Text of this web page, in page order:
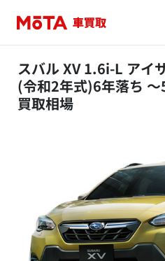
スバル XV 1.6i-L アイ
(令和2年式)6年落ち
買取相場